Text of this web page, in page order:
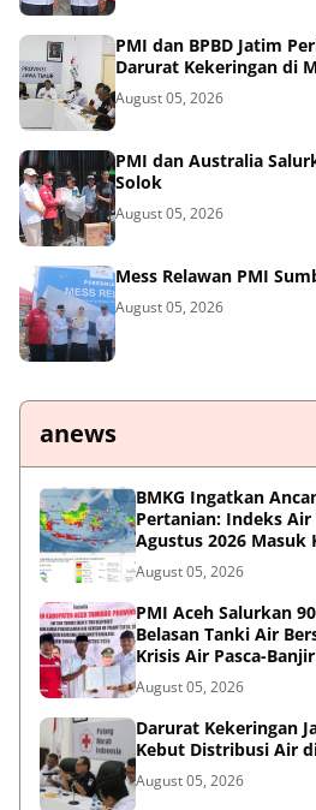
PMI dan BPBD Jatim
Darurat Kekeringan di
August 05, 2026
PMI dan Australia
Solok
August 05, 2026
Mess Relawan PMI
August 05, 2026
anews
BMKG Ingatkan
Pertanian: Indeks Air
Agustus 2026 Masuk
August 05, 2026
PMI Aceh Salurkan
Belasan Tanki Air
Krisis Air Pasca-
August 05, 2026
Darurat Kekeringan
Kebut Distribusi Air
August 05, 2026